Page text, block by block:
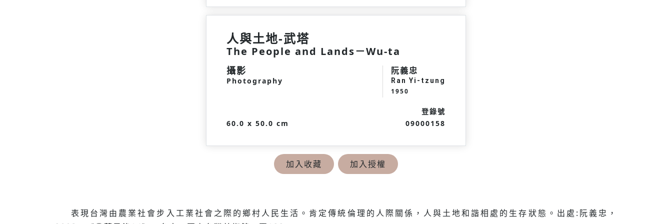
人與土地-武塔
The People and Lands－Wu-ta
攝影
Photography
阮義忠
Ran Yi-tzung
1950
60.0 x 50.0 cm
登錄號
09000158
加入收藏 加入授權
表現台灣由農業社會步入工業社會之際的鄉村人民生活。肯定傳統倫理的人際關係，人與土地和諧相處的生存狀態。出處:阮義忠，